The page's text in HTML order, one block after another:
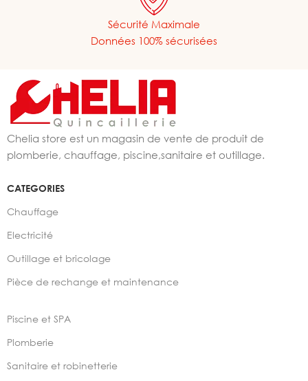
Sécurité Maximale
Données 100% sécurisées
Chelia store est un magasin de vente de produit de
plomberie, chauffage, piscine,sanitaire et outillage.
CATEGORIES
Chauffage
Electricité
Outillage et bricolage
Pièce de rechange et maintenance
Piscine et SPA
Plomberie
Sanitaire et robinetterie